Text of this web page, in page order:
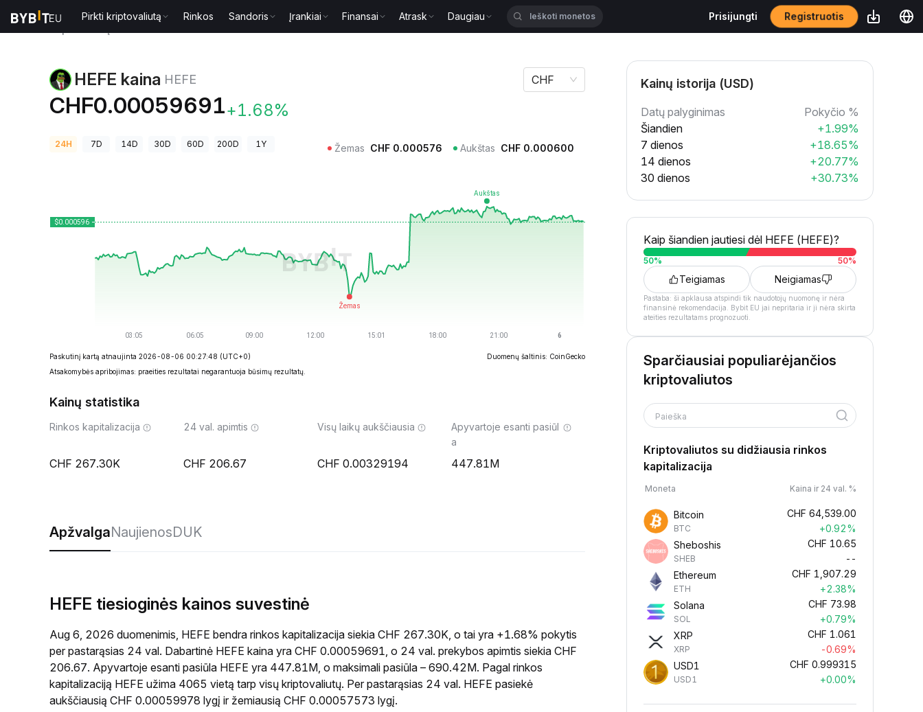
Pirkti kriptovaliutą Rinkos Sandoris Įrankiai Finansai Atrask Daugiau Prisijungti Registruotis
HEFE kaina HEFE
CHF0.00059691+1.68%
CHF
24H 7D 14D 30D 60D 200D 1Y Žemas CHF 0.000576 Aukštas CHF 0.000600
Paskutinį kartą atnaujinta 2026-08-06 00:27:48 (UTC+0)
Duomenų šaltinis: CoinGecko
Atsakomybės apribojimas: praeities rezultatai negarantuoja būsimų rezultatų.
Kainų statistika
Rinkos kapitalizacija
267.30K
24 val. apimtis
206.67
Visų laikų aukščiausia
0.00329194
Apyvartoje esanti pasiūl
a
447.81M
ApžvalgaNaujienosDUK
HEFE tiesioginės kainos suvestinė
Aug 6, 2026 duomenimis, HEFE bendra rinkos kapitalizacija siekia CHF 267.30K, o tai yra +1.68% pokytis
per pastarąsias 24 val. Dabartinė HEFE kaina yra CHF 0.00059691, o 24 val. prekybos apimtis siekia CHF
206.67. Apyvartoje esanti pasiūla HEFE yra 447.81M, o maksimali pasiūla – 690.42M. Pagal rinkos
kapitalizaciją HEFE užima 4065 vietą tarp visų kriptovaliutų. Per pastarąsias 24 val. HEFE pasiekė
aukščiausią CHF 0.00059978 lygį ir žemiausią CHF 0.00057573 lygį.
Kainų istorija (USD)
Datų palyginimas
Pokyčio %
Šiandien
+1.99%
7 dienos
+18.65%
14 dienos
+20.77%
30 dienos
+30.73%
Kaip šiandien jautiesi dėl HEFE (HEFE)?
50% 50%
Teigiamas Neigiamas
Pastaba: ši apklausa atspindi tik naudotojų nuomonę ir nėra
finansinė rekomendacija. Bybit EU jai nepritaria ir ji nėra skirta
ateities rezultatams prognozuoti.
Sparčiausiai populiarėjančios
kriptovaliutos
Paieška
Kriptovaliutos su didžiausia rinkos
kapitalizacija
Moneta Kaina ir 24 val. %
Bitcoin
BTC
CHF 64,539.00
+0.92%
Sheboshis
SHEB
CHF 10.65
--
Ethereum
ETH
CHF 1,907.29
+2.38%
Solana
SOL
CHF 73.98
+0.79%
XRP
XRP
CHF 1.061
-0.69%
USD1
USD1
CHF 0.999315
+0.00%